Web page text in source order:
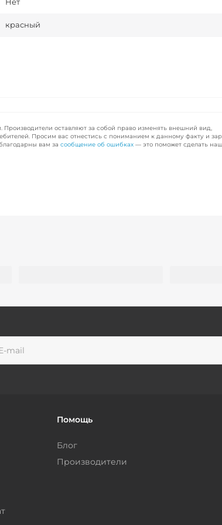
Нет
красный
оставляют за собой право изменять внешний вид,
Просим вас отнестись с пониманием к данному факту и
вам за сообщение об ошибках — это поможет сделать
Помощь
Блог
Производители